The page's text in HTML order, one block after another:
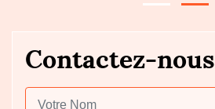
Contactez-nous